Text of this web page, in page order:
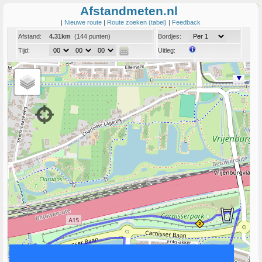
Afstandmeten.nl
| Nieuwe route | Route zoeken (tabel) | Feedback
Afstand:
4.31km (144 punten)
Tijd:
Bordjes:
Uitleg:
Coord:
Info:Link naar deze route